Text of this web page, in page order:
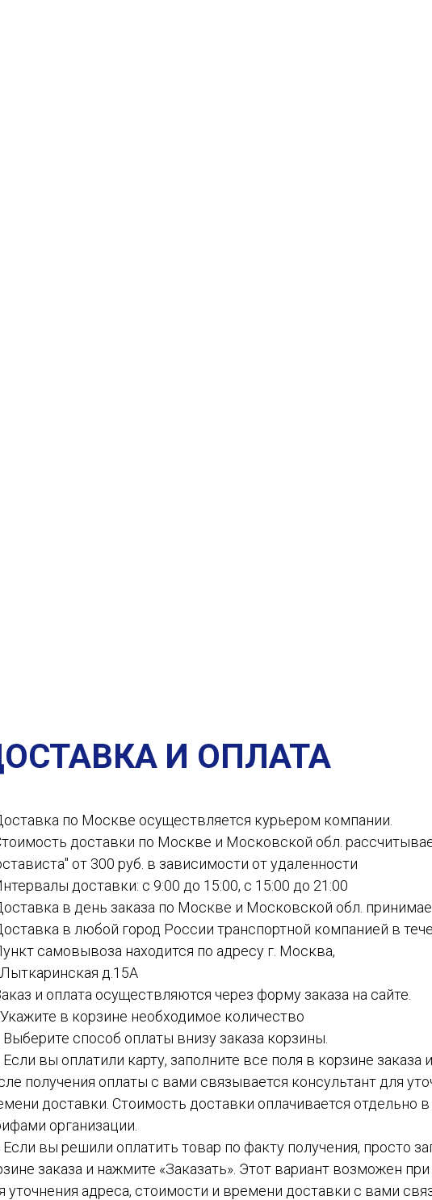
И ОПЛАТА
по Москве осуществляется курьером компании.
доставки по Москве и Московской обл.
от 300 руб. в зависимости от удаленности
доставки: с 9:00 до 15:00, с 15:00 до 21:00
в день заказа по Москве и Московской обл.
в любой город России транспортной компанией в
самовывоза находится по адресу г. Москва,
д.15А
и оплата осуществляются через форму заказа на сайте.
в корзине необходимое количество
Выберите способ оплаты внизу заказа корзины.
Если вы оплатили карту, заполните все поля в корзине заказа
получения оплаты с вами связывается консультант для
доставки. Стоимость доставки оплачивается отдельно
организации.
Если вы решили оплатить товар по факту получения, просто
заказа и нажмите «Заказать». Этот вариант возможен
уточнения адреса, стоимости и времени доставки с вами